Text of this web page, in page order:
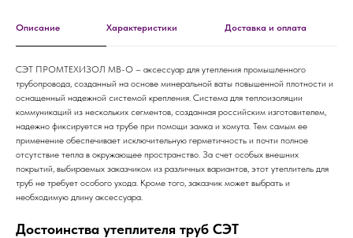
Описание Характеристики Доставка и оплата
СЭТ ПРОМТЕХИЗОЛ МВ-О – аксессуар для утепления промышленного
трубопровода, созданный на основе минеральной ваты повышенной плотности и
оснащенный надежной системой крепления. Система для теплоизоляции
коммуникаций из нескольких сегментов, созданная российским изготовителем,
надежно фиксируется на трубе при помощи замка и хомута. Тем самым ее
применение обеспечивает исключительную герметичность и почти полное
отсутствие тепла в окружающее пространство. За счет особых внешних
покрытий, выбираемых заказчиком из различных вариантов, этот утеплитель для
труб не требует особого ухода. Кроме того, заказчик может выбрать и
необходимую длину аксессуара.
Достоинства утеплителя труб СЭТ